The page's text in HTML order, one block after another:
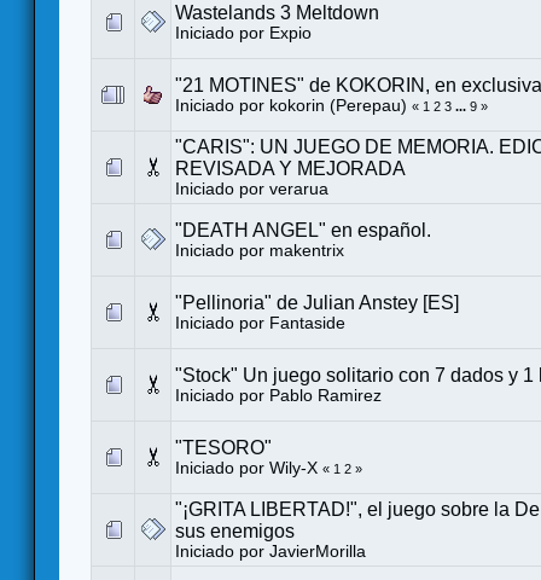
Wastelands 3 Meltdown
Iniciado por Expio
"21 MOTINES" de KOKORIN, en
Iniciado por kokorin (Perepau) « 1 2 3 ... 9 »
"CARIS": UN JUEGO DE MEMORIA.
REVISADA Y MEJORADA
Iniciado por verarua
"DEATH ANGEL" en español.
Iniciado por makentrix
"Pellinoria" de Julian Anstey [ES]
Iniciado por Fantaside
"Stock" Un juego solitario con 7 dados y 1
Iniciado por Pablo Ramirez
"TESORO"
Iniciado por Wily-X « 1 2 »
"¡GRITA LIBERTAD!", el juego sobre la
sus enemigos
Iniciado por JavierMorilla